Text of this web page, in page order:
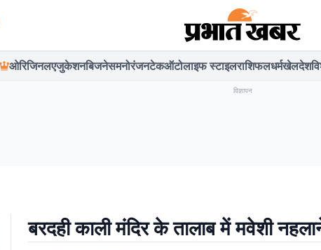
ओरिजिनलएजुकेशनबिजनेसमनोरंजनटेकऑटोलाइफ स्टाइलराशिफलधर्मखेलदेश
विज्ञापन
बरदही काली मंदिर के तालाब में मवेशी